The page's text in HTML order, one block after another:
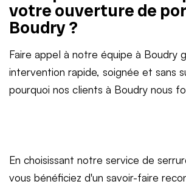
votre ouverture de
Boudry ?
Faire appel à notre équipe à Boudry
intervention rapide, soignée et sans
pourquoi nos clients à Boudry nous
En choisissant notre service de
vous bénéficiez d'un savoir-faire